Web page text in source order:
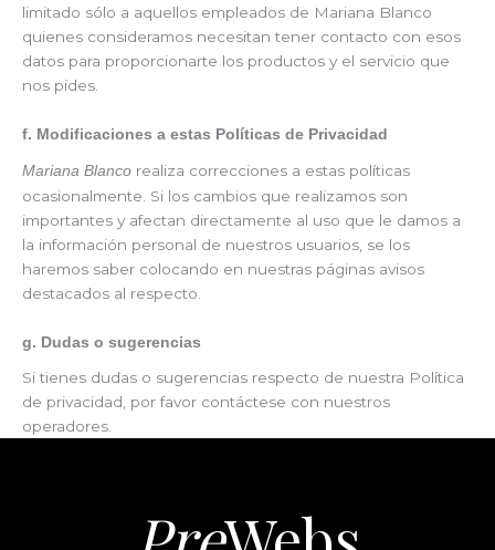
limitado sólo a aquellos empleados de Mariana Blanco
quienes consideramos necesitan tener contacto con esos
datos para proporcionarte los productos y el servicio que
nos pides.
f. Modificaciones a estas Políticas de Privacidad
Mariana Blanco realiza correcciones a estas políticas
ocasionalmente. Si los cambios que realizamos son
importantes y afectan directamente al uso que le damos a
la información personal de nuestros usuarios, se los
haremos saber colocando en nuestras páginas avisos
destacados al respecto.
g. Dudas o sugerencias
Si tienes dudas o sugerencias respecto de nuestra Política
de privacidad, por favor contáctese con nuestros
operadores.